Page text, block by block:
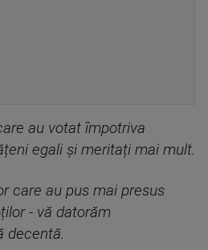
au votat împotriva
egali și meritați mai mult.
care au pus mai presus
- vă datorăm
decentă.